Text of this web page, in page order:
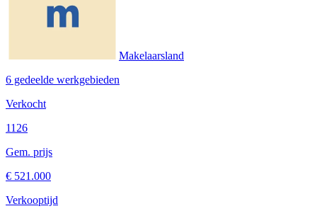
Makelaarsland
6 gedeelde werkgebieden
Verkocht
1126
Gem. prijs
€ 521.000
Verkooptijd